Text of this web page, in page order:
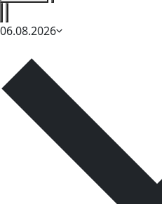
entfernen
entfernen
06.08.2026
wählen.